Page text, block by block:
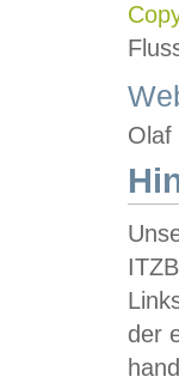
Olaf
der